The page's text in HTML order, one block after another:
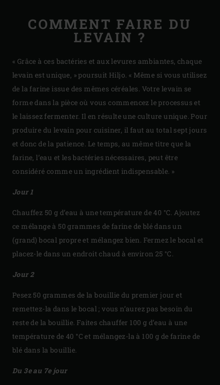
COMMENT FAIRE DU
LEVAIN ?
« Grâce à ces bactéries et aux levures ambiantes, chaque
levain est unique, » poursuit Hiljo. « Même si vous utilisez
de la farine issue des mêmes céréales. Votre levain se
forme dans la pièce où vous commencez le processus et
le laissez fermenter. Il en résulte une culture unique. Pour
produire du levain pour cuisiner, il faut au total sept jours
et donc de la patience. Le temps, au même titre que la
farine, l’eau et les bactéries nécessaires, peut être
considéré comme un ingrédient indispensable. »
Jour 1
Chauffez 50 g d’eau à une température de 40 °C. Ajoutez
ce mélange à 50 grammes de farine de blé dans un
(grand) bocal propre et mélangez bien. Fermez le bocal et
placez-le dans un endroit chaud à environ 25 °C.
Jour 2
Pesez 50 grammes de la bouillie du premier jour et
remettez-la dans le bocal ; vous n’aurez pas besoin du
reste de la bouillie. Faites chauffer 100 g d’eau à une
température de 40 °C et mélangez-la à 100 g de farine de
blé dans la bouillie.
Du 3e au 7e jour